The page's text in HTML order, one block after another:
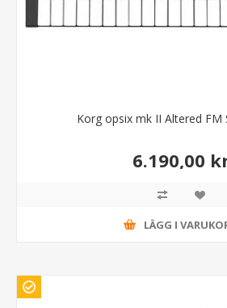
Korg opsix mk II Altered FM
6.190,00
LÄGG I